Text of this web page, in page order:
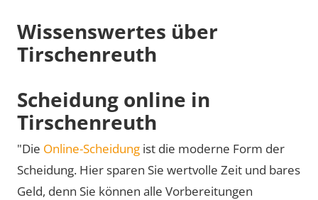
Wissenswertes über
Tirschenreuth
Scheidung online in
Tirschenreuth
"Die Online-Scheidung ist die moderne Form der
Scheidung. Hier sparen Sie wertvolle Zeit und bares
Geld, denn Sie können alle Vorbereitungen